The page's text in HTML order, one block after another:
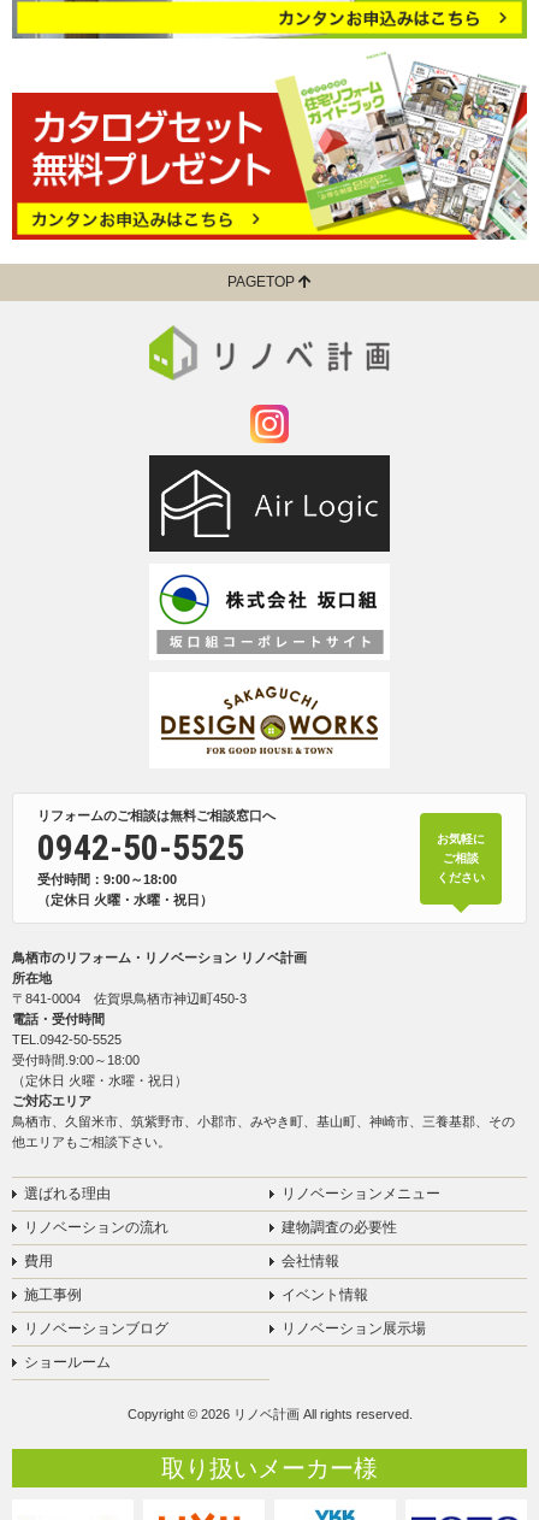
PAGETOP
リフォームのご相談は無料ご相談窓口へ
0942-50-5525
受付時間：9:00～18:00
（定休日 火曜・水曜・祝日）
お気軽に
ご相談
ください
鳥栖市のリフォーム・リノベーション リノベ計画
所在地
〒841-0004 佐賀県鳥栖市神辺町450-3
電話・受付時間
TEL. 0942-50-5525
受付時間.9:00～18:00
（定休日 火曜・水曜・祝日）
ご対応エリア
鳥栖市、久留米市、筑紫野市、小郡市、みやき町、基山町、神崎市、三養基郡、その
他エリアもご相談下さい。
選ばれる理由
リノベーションメニュー
リノベーションの流れ
建物調査の必要性
費用
会社情報
施工事例
イベント情報
リノベーションブログ
リノベーション展示場
ショールーム
Copyright © 2026 リノベ計画 All rights reserved.
取り扱いメーカー様